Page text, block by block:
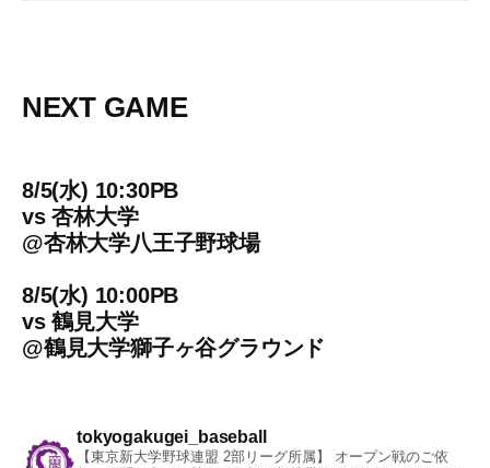
NEXT GAME
8/5(水) 10:30PB
vs杏林大学
@杏林大学八王子野球場
8/5(水) 10:00PB
vs鶴見大学
@鶴見大学獅子ヶ谷グラウンド
tokyogakugei_baseball
【東京新大学野球連盟 2部リーグ所属】
オープン戦のご依